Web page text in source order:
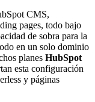
CMS,
pages, todo bajo
de sobra para la
en un solo dominio
planes HubSpot
esta configuración
y páginas